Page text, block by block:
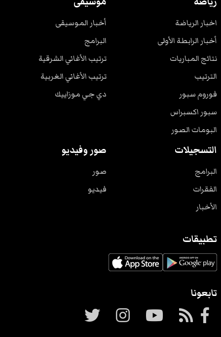
اخبار الرياضة
أخبار الرابطة الأولى
نتائج المباريات
الترتيب
فوروم سبور
سبور اكسبراس
البومات الصور
أخبار الموسيقى
البرامج
ترتيب الأغاني الشرقية
ترتيب الأغاني الغربية
دي جي موزاييك
التسجيلات
البرامج
الفقرات
الأخبار
صور وفيديو
صور
فيديو
تطبيقات
تابعونا